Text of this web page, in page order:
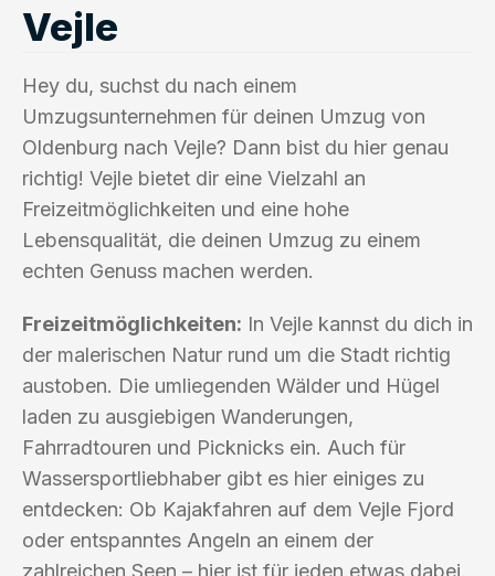
Vejle
Hey du, suchst du nach einem
Umzugsunternehmen für deinen Umzug von
Oldenburg nach Vejle? Dann bist du hier genau
richtig! Vejle bietet dir eine Vielzahl an
Freizeitmöglichkeiten und eine hohe
Lebensqualität, die deinen Umzug zu einem
echten Genuss machen werden.
Freizeitmöglichkeiten: In Vejle kannst du dich in
der malerischen Natur rund um die Stadt richtig
austoben. Die umliegenden Wälder und Hügel
laden zu ausgiebigen Wanderungen,
Fahrradtouren und Picknicks ein. Auch für
Wassersportliebhaber gibt es hier einiges zu
entdecken: Ob Kajakfahren auf dem Vejle Fjord
oder entspanntes Angeln an einem der
zahlreichen Seen – hier ist für jeden etwas dabei.